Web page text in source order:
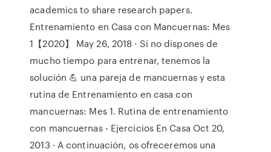
academics to share research papers.
Entrenamiento en Casa con Mancuernas: Mes
1【2020】 May 26, 2018 · Si no dispones de
mucho tiempo para entrenar, tenemos la
solución 💪 una pareja de mancuernas y esta
rutina de Entrenamiento en casa con
mancuernas: Mes 1. Rutina de entrenamiento
con mancuernas - Ejercicios En Casa Oct 20,
2013 · A continuación, os ofreceremos una